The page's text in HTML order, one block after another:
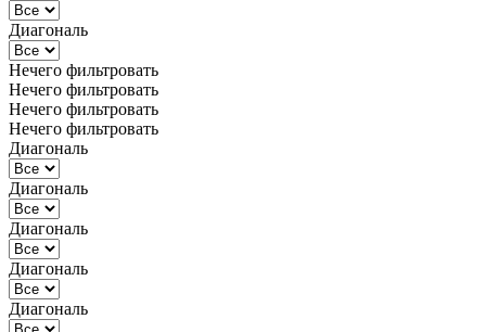
Диагональ
Нечего фильтровать
Нечего фильтровать
Нечего фильтровать
Нечего фильтровать
Диагональ
Диагональ
Диагональ
Диагональ
Диагональ